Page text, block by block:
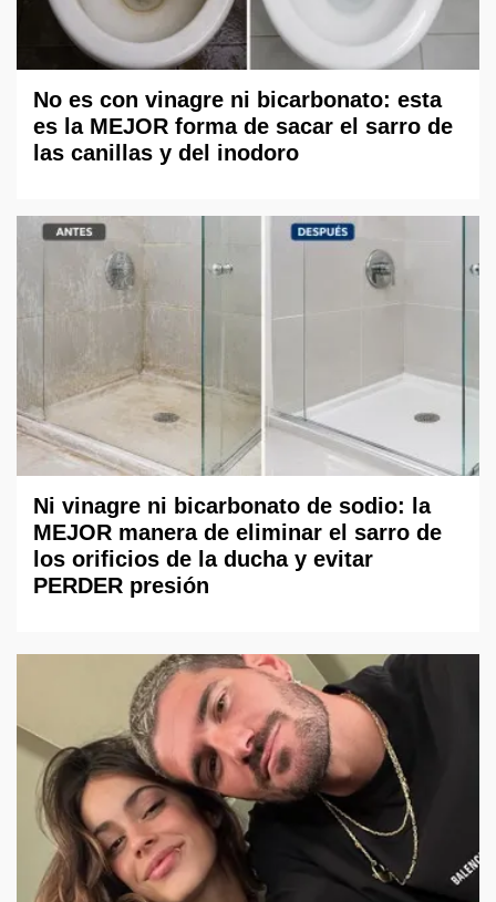
No es con vinagre ni bicarbonato: esta
es la MEJOR forma de sacar el sarro de
las canillas y del inodoro
Ni vinagre ni bicarbonato de sodio: la
MEJOR manera de eliminar el sarro de
los orificios de la ducha y evitar
PERDER presión